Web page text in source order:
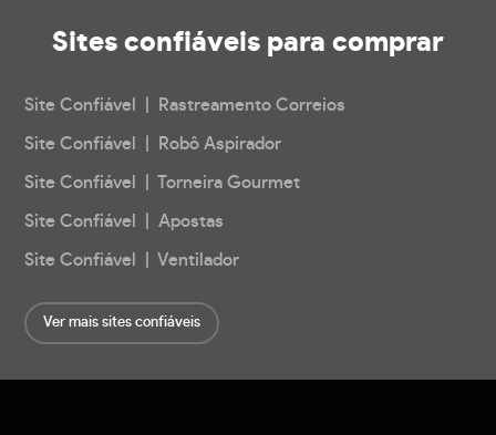
Sites confiáveis para comprar
Site Confiável | Rastreamento Correios
Site Confiável | Robô Aspirador
Site Confiável | Torneira Gourmet
Site Confiável | Apostas
Site Confiável | Ventilador
Ver mais sites confiáveis